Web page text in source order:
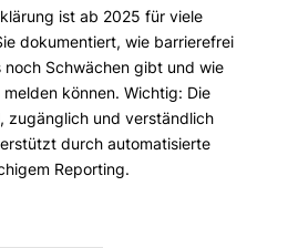
ist ab 2025 für viele
dokumentiert, wie barrierefrei
noch Schwächen gibt und wie
können. Wichtig: Die
zugänglich und verständlich
durch automatisierte
Reporting.